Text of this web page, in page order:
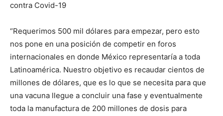
contra Covid-19
“Requerimos 500 mil dólares para empezar, pero esto
nos pone en una posición de competir en foros
internacionales en donde México representaría a toda
Latinoamérica. Nuestro objetivo es recaudar cientos de
millones de dólares, que es lo que se necesita para que
una vacuna llegue a concluir una fase y eventualmente
toda la manufactura de 200 millones de dosis para